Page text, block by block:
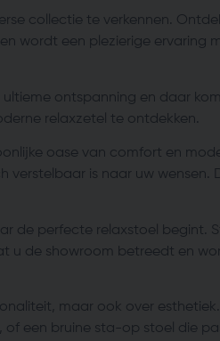
collectie te verkennen.
wordt een plezierige
ontspanning en daar
relaxzetel te ontdekken.
oase van comfort en
verstelbaar is naar uw
de perfecte relaxstoel begint.
u de showroom betreedt en
maar ook over
een bruine sta-op stoel die